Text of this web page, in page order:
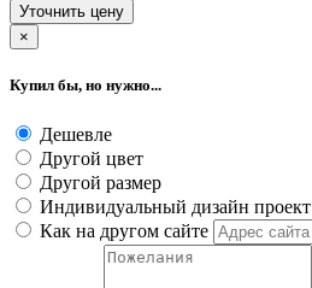
Уточнить цену
×
Купил бы, но нужно...
Дешевле
Другой цвет
Другой размер
Индивидуальный дизайн проект
Как на другом сайте